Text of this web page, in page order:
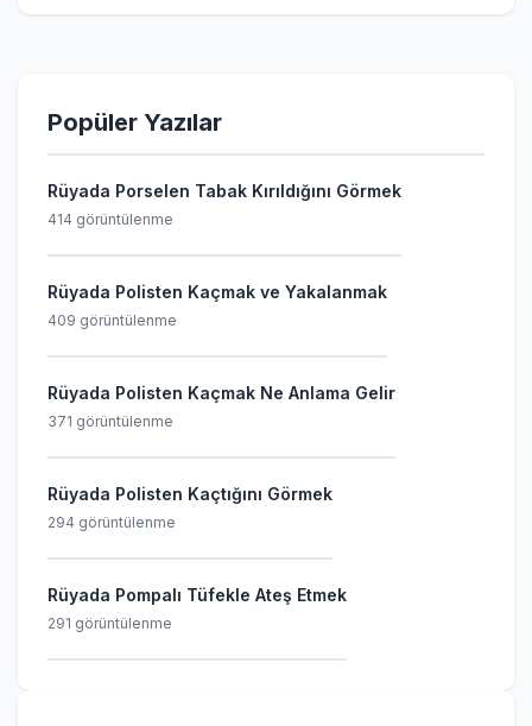
Popüler Yazılar
Rüyada Porselen Tabak Kırıldığını Görmek
414 görüntülenme
Rüyada Polisten Kaçmak ve Yakalanmak
409 görüntülenme
Rüyada Polisten Kaçmak Ne Anlama Gelir
371 görüntülenme
Rüyada Polisten Kaçtığını Görmek
294 görüntülenme
Rüyada Pompalı Tüfekle Ateş Etmek
291 görüntülenme